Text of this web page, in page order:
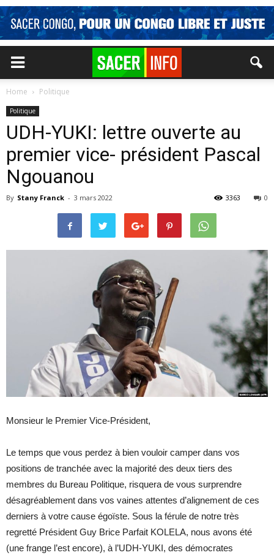
Home Politique
Politique
UDH-YUKI: lettre ouverte au
premier vice- président Pascal
Ngouanou
By Stany Franck - 3 mars 2022 0
3363
Monsieur le Premier Vice-Président,
Le temps que vous perdez à bien vouloir camper dans vos
positions de tranchée avec la majorité des deux tiers des
membres du Bureau Politique, risquera de vous surprendre
désagréablement dans vos vaines attentes d’alignement de ces
derniers à votre cause égoïste. Sous la férule de notre très
regretté Président Guy Brice Parfait KOLELA, nous avons été
(une frange l’est encore), à l’UDH-YUKI, des démocrates